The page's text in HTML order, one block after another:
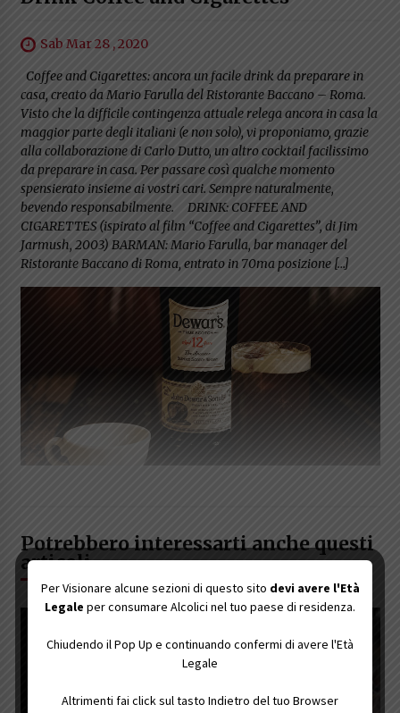
Sab Mar 28 , 2020
Coffee and Cigarettes: ancora un facile drink da preparare in
casa, creato da Mario Farulla del Ristorante Baccano – Roma.
Visto che la difficile contingenza attuale relega ancora in casa la
maggior parte degli italiani (e non solo), vi proponiamo, grazie
alla collaborazione di Carlo Dutto, un altro cocktail facilissimo
da preparare in casa. Per passare così qualche momento
spensierato insieme ai vostri cari. Sempre naturalmente,
bevendo responsabilmente. DRINK: COFFEE AND
CIGARETTES (ispirato al film “Coffee and Cigarettes”, di Jim
Jarmush, 2003) BARMAN: Mario Farulla, bar manager del
Ristorante Baccano di Roma, entrato in 70ma posizione […]
Potrebbero interessarti anche questi
articoli
Per Visionare alcune sezioni di questo sito devi avere l'Età
Legale per consumare Alcolici nel tuo paese di residenza.
Chiudendo il Pop Up e continuando confermi di avere l'Età
Legale
Altrimenti fai click sul tasto Indietro del tuo Browser